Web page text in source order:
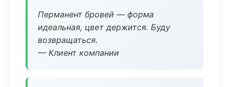
Перманент бровей — форма
идеальная, цвет держится. Буду
возвращаться.
— Клиент компании